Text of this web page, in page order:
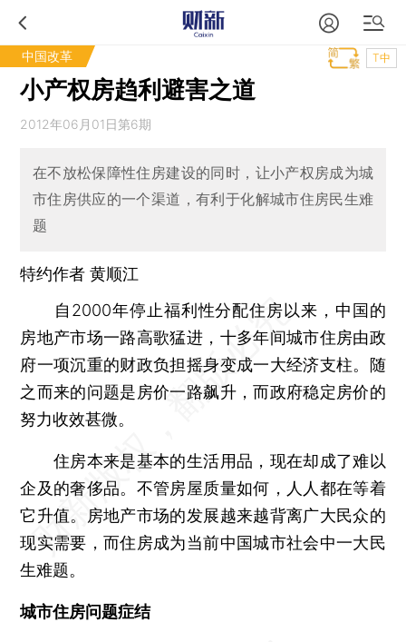
中国改革 T中
小产权房趋利避害之道
2012年06月01日第6期
在不放松保障性住房建设的同时，让小产权房成为城
市住房供应的一个渠道，有利于化解城市住房民生难
题
特约作者 黄顺江
自2000年停止福利性分配住房以来，中国的
房地产市场一路高歌猛进，十多年间城市住房由政
府一项沉重的财政负担摇身变成一大经济支柱。随
之而来的问题是房价一路飙升，而政府稳定房价的
努力收效甚微。
住房本来是基本的生活用品，现在却成了难以
企及的奢侈品。不管房屋质量如何，人人都在等着
它升值。房地产市场的发展越来越背离广大民众的
现实需要，而住房成为当前中国城市社会中一大民
生难题。
城市住房问题症结